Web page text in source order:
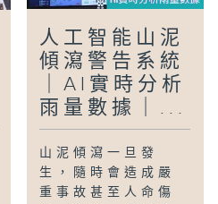
人工智能山泥
傾瀉警告系統
｜AI實時分析
雨量數據｜...
山泥傾瀉一旦發
生，隨時會造成嚴
重事故甚至人命傷